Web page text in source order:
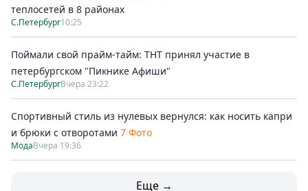
теплосетей в 8 районах
С.Петербург10:25
Поймали свой прайм-тайм: ТНТ принял участие в
петербургском "Пикнике Афиши"
С.ПетербургВчера 23:22
Спортивный стиль из нулевых вернулся: как носить капри
и брюки с отворотами 7 Фото
МодаВчера 19:36
Еще →